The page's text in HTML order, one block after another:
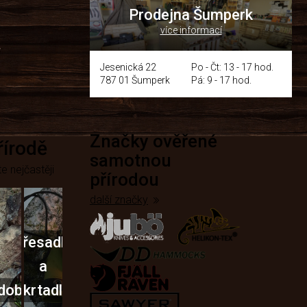
Prodejna Šumperk
více informací
Jesenická 22
787 01 Šumperk
Po - Čt: 13 - 17 hod.
Pá: 9 - 17 hod.
nejčastěji
Křesadla
a
škrtadla
Značky ověřené
samotnou
přírodou
další značky